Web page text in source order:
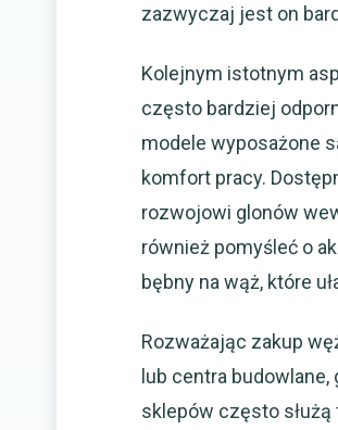
zazwyczaj jest on
Kolejnym istotnym
często bardziej
modele wyposażone
komfort pracy.
rozwojowi glonów
również pomyśleć o
bębny na wąż, które
Rozważając zakup
lub centra
sklepów często